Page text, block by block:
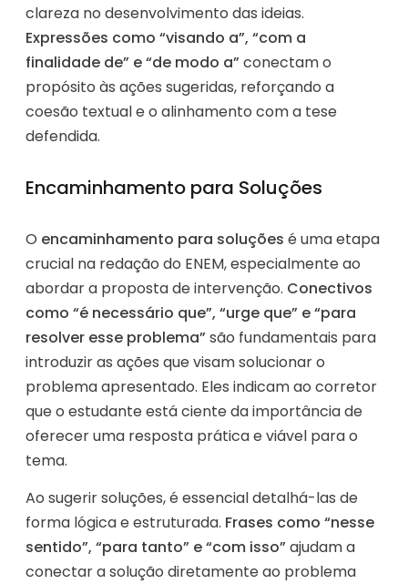
clareza no desenvolvimento das ideias.
Expressões como “visando a”, “com a
finalidade de” e “de modo a”conectam o
propósito às ações sugeridas, reforçando a
coesão textual e o alinhamento com a tese
defendida.
Encaminhamento para Soluções
O encaminhamento para soluções é uma etapa
crucial na redação do ENEM, especialmente ao
abordar a proposta de intervenção. Conectivos
como “é necessário que”, “urge que” e “para
resolver esse problema”são fundamentais para
introduzir as ações que visam solucionar o
problema apresentado. Eles indicam ao corretor
que o estudante está ciente da importância de
oferecer uma resposta prática e viável para o
tema.
Ao sugerir soluções, é essencial detalhá-las de
forma lógica e estruturada. Frases como “nesse
sentido”, “para tanto” e “com isso”ajudam a
conectar a solução diretamente ao problema